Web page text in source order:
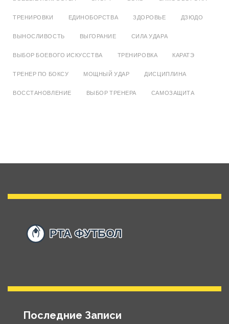
ТРЕНИРОВКИ ЕДИНОБОРСТВА ЗДОРОВЬЕ ДЗЮДО
ВЫНОСЛИВОСТЬ ВЫГОРАНИЕ СИЛА УДАРА
ВЫБОР БОЕВОГО ИСКУССТВА ТРЕНИРОВКА КАРАТЭ
ТРЕНЕР ПО БОКСУ МОЩНЫЙ УДАР ДИСЦИПЛИНА
ВОССТАНОВЛЕНИЕ ВЫБОР ТРЕНЕРА САМОЗАЩИТА
Последние Записи